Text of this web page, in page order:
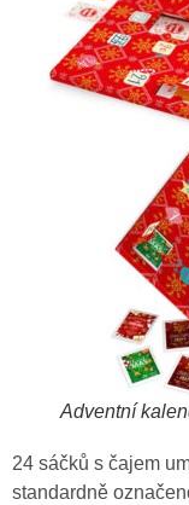
Adventní
24 sáčků s čajem
standardně